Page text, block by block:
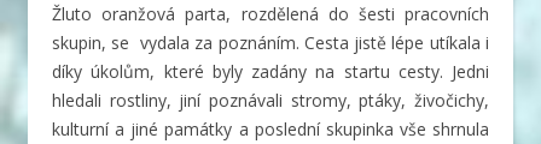
Žluto oranžová parta, rozdělená do šesti pracovních
skupin, se vydala za poznáním. Cesta jistě lépe utíkala i
díky úkolům, které byly zadány na startu cesty. Jedni
hledali rostliny, jiní poznávali stromy, ptáky, živočichy,
kulturní a jiné památky a poslední skupinka vše shrnula